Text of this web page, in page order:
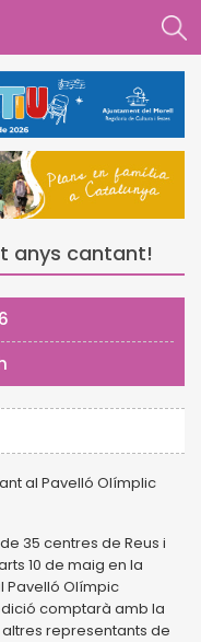
anys cantant!
al Pavelló Olímplic
35 centres de Reus i
10 de maig en la
Pavelló Olímpic
comptarà amb la
representants de